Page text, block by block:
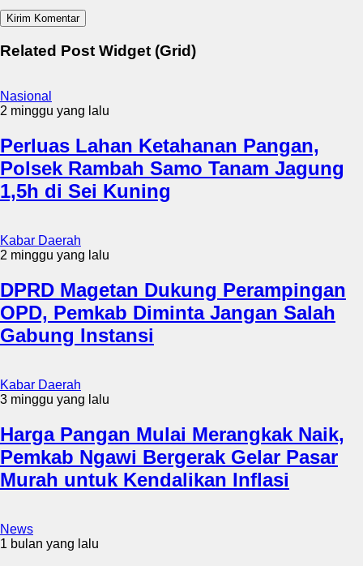
Related Post Widget (Grid)
Nasional
2 minggu yang lalu
Perluas Lahan Ketahanan Pangan,
Polsek Rambah Samo Tanam Jagung
1,5h di Sei Kuning
Kabar Daerah
2 minggu yang lalu
DPRD Magetan Dukung Perampingan
OPD, Pemkab Diminta Jangan Salah
Gabung Instansi
Kabar Daerah
3 minggu yang lalu
Harga Pangan Mulai Merangkak Naik,
Pemkab Ngawi Bergerak Gelar Pasar
Murah untuk Kendalikan Inflasi
News
1 bulan yang lalu